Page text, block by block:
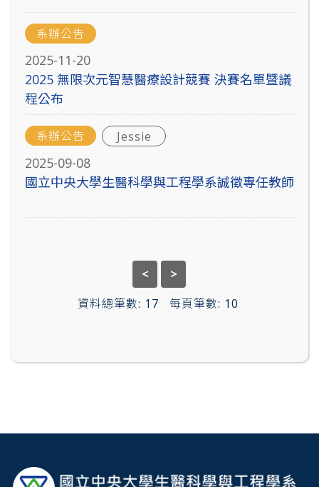
系辦公告
2025-11-20
2025 無限次元智慧醫療設計競賽 決賽名單暨議
程公布
系辦公告 Jessie
2025-09-08
國立中央大學生醫科學與工程學系誠徵專任教師
<
>
資料總筆數: 17 每頁筆數: 10